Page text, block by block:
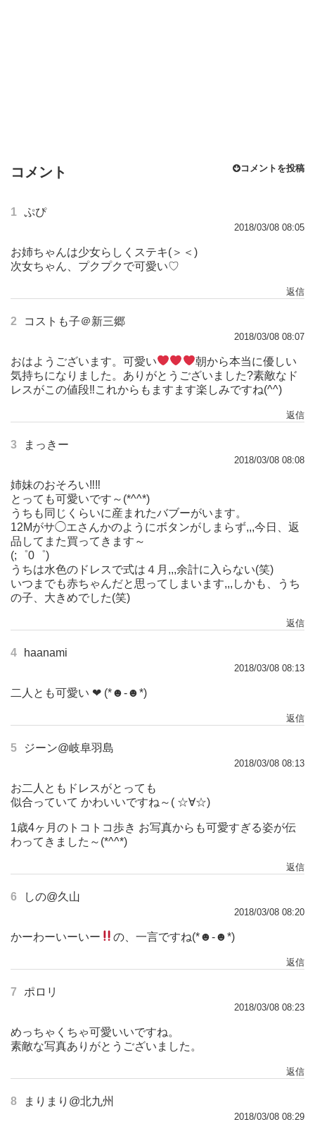
コメント コメントを投稿
1 ぷぴ
2018/03/08 08:05
お姉ちゃんは少女らしくステキ(＞＜)
次女ちゃん、プクプクで可愛い♡
返信
2 コストも子＠新三郷
2018/03/08 08:07
おはようございます。可愛い
朝から本当に優しい
気持ちになりました。ありがとうございました?素敵なド
レスがこの値段‼︎これからもますます楽しみですね(^^)
返信
3 まっきー
2018/03/08 08:08
姉妹のおそろい‼‼
とっても可愛いです～(*^^*)
うちも同じくらいに産まれたバブーがいます。
12Mがサ◯エさんかのようにボタンがしまらず,,,今日、返
品してまた買ってきます～
(;゜0゜)
うちは水色のドレスで式は４月,,,余計に入らない(笑)
いつまでも赤ちゃんだと思ってしまいます,,,しかも、うち
の子、大きめでした(笑)
返信
4 haanami
2018/03/08 08:13
二人とも可愛い ❤︎ (*☻-☻*)
返信
5 ジーン@岐阜羽島
2018/03/08 08:13
お二人ともドレスがとっても
似合っていて かわいいですね～( ☆∀☆)
1歳4ヶ月のトコトコ歩き お写真からも可愛すぎる姿が伝
わってきました～(*^^*)
返信
6 しの@久山
2018/03/08 08:20
かーわーいーいー の、一言ですね(*☻-☻*)
返信
7 ポロリ
2018/03/08 08:23
めっちゃくちゃ可愛いいですね。
素敵な写真ありがとうございました。
返信
8 まりまり@北九州
2018/03/08 08:29